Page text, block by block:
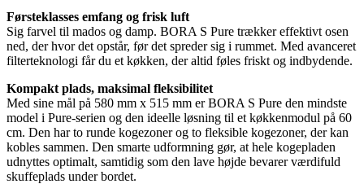
Førsteklasses emfang og frisk luft
Sig farvel til mados og damp. BORA S Pure trækker effektivt osen
ned, der hvor det opstår, før det spreder sig i rummet. Med avanceret
filterteknologi får du et køkken, der altid føles friskt og indbydende.
Kompakt plads, maksimal fleksibilitet
Med sine mål på 580 mm x 515 mm er BORA S Pure den mindste
model i Pure-serien og den ideelle løsning til et køkkenmodul på 60
cm. Den har to runde kogezoner og to fleksible kogezoner, der kan
kobles sammen. Den smarte udformning gør, at hele kogepladen
udnyttes optimalt, samtidig som den lave højde bevarer værdifuld
skuffeplads under bordet.